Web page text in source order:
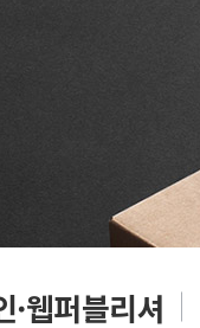
·웹퍼블리셔